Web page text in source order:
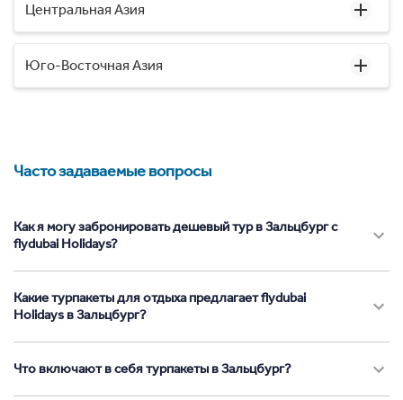
Центральная Азия
Юго-Восточная Азия
Часто задаваемые вопросы
Как я могу забронировать дешевый тур в Зальцбург с
flydubai Holidays?
Какие турпакеты для отдыха предлагает flydubai
Holidays в Зальцбург?
Что включают в себя турпакеты в Зальцбург?